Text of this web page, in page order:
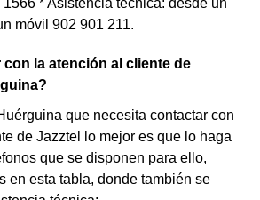
* Asistencia técnica: desde un
móvil 902 901 211.
la atención al cliente de
que necesita contactar con
de Jazztel lo mejor es que lo haga
que se disponen para ello,
en esta tabla, donde también se